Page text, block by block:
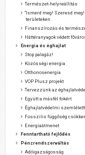
Természet-helyreállítás
“Ismerd meg! Szeresd
területeken
Finanszírozás és
Háttéranyagok védett
Energia és éghajlat
Stop palagáz!
Közösségi energia
Otthonosenergia
VOP Plusz projekt
Tervezzünk az
Együtt a másfél fokért
Éghajlatvédelmi
Fosszilis függőség
Energiaátmenet
Fenntartható fejlődés
Pénzrendszerváltás
Adóigazságosság